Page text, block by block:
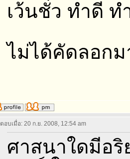
เว้นชั่ว ทำดี ท
ไม่ได้คัดลอก
ตอบเมื่อ: 20 ก.ย. 2008, 12:54 am
ศาสนาใดมีอ